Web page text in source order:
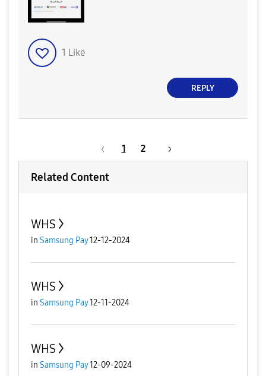
1 Like
REPLY
1 2
Related Content
WHS
in Samsung Pay12-12-2024
WHS
in Samsung Pay12-11-2024
WHS
in Samsung Pay12-09-2024